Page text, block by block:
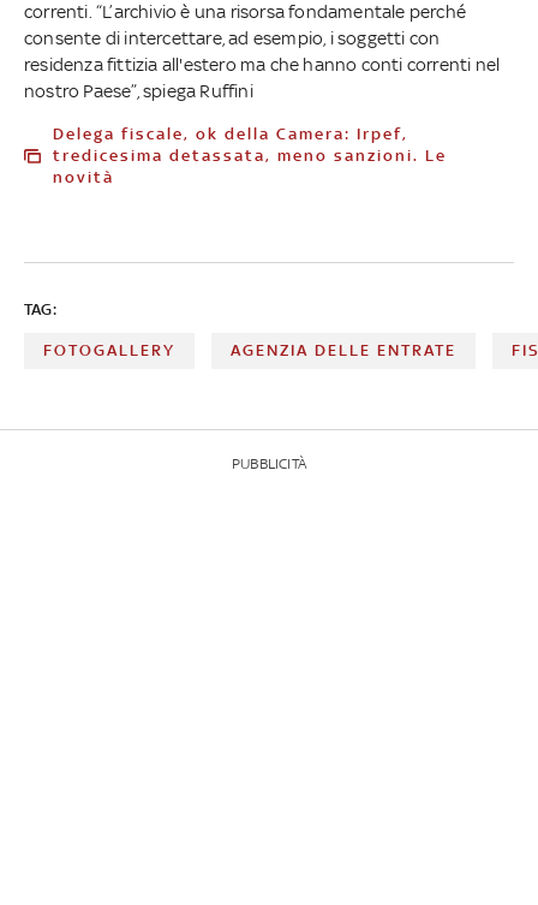
correnti. “L’archivio è una risorsa fondamentale perché
consente di intercettare, ad esempio, i soggetti con
residenza fittizia all'estero ma che hanno conti correnti nel
nostro Paese”, spiega Ruffini
Delega fiscale, ok della Camera: Irpef,
tredicesima detassata, meno sanzioni. Le
novità
TAG:
FOTOGALLERY AGENZIA DELLE ENTRATE
PUBBLICITÀ